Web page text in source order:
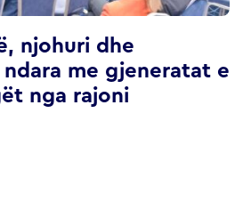
njohuri dhe
me gjeneratat e
nga rajoni